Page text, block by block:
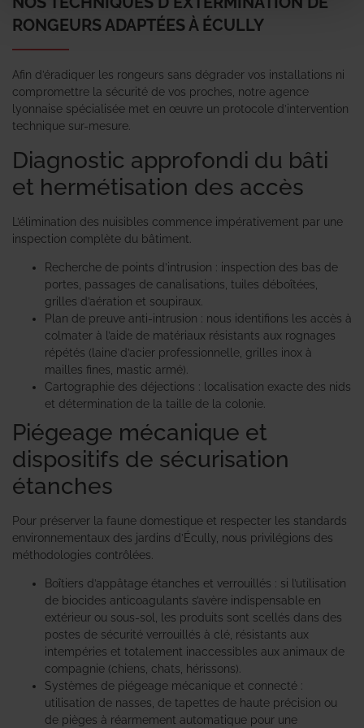
RONGEURS ADAPTÉES À ÉCULLY
Afin d’éradiquer les rongeurs sans dégrader vos installations ni
compromettre la sécurité de vos proches, notre agence
lyonnaise spécialisée met en œuvre un protocole d’intervention
technique sur-mesure.
Diagnostic approfondi du bâti
et hermétisation des accès
L’élimination des nuisibles commence impérativement par une
inspection complète du bâtiment.
Recherche de points d’intrusion : inspection des bas de
portes, passages de canalisations, tuiles déboîtées,
grilles d’aération et soupiraux.
Plan de preuve anti-intrusion : nous identifions les accès à
colmater à l’aide de matériaux résistants aux rognages
répétés (laine d’acier professionnelle, grilles inox à
mailles fines, mastic armé).
Cartographie des déjections : localisation exacte des nids
et détermination de la taille de la colonie.
Piégeage mécanique et
dispositifs de sécurisation
étanches
Pour préserver la faune domestique et respecter les standards
environnementaux des jardins d’Écully, nous privilégions des
méthodologies contrôlées.
Boîtiers d’appâtage étanches et verrouillés : si l’utilisation
de biocides anticoagulants s’avère indispensable en
extérieur ou sous-sol, les produits sont scellés dans des
postes de sécurité verrouillés à clé, résistants aux
intempéries et totalement inaccessibles aux animaux de
compagnie (chiens, chats, hérissons).
Systèmes de piégeage mécanique et connecté :
utilisation de nasses, de tapettes de haute précision ou
de pièges à réarmement automatique pour une